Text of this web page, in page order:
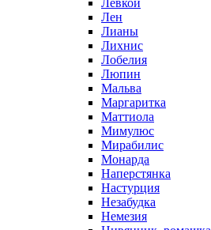
Левкой
Лен
Лианы
Лихнис
Лобелия
Люпин
Мальва
Маргаритка
Маттиола
Мимулюс
Мирабилис
Монарда
Наперстянка
Настурция
Незабудка
Немезия